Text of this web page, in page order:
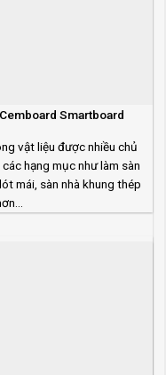
Smartboard
vật liệu được nhiều chủ
hạng mục như làm sàn
mái, sàn nhà khung thép